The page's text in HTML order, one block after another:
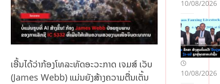
ເອີ້ນໄດ້ວ່າກ້ອງໂທລະທັດອະວະກາດ ເຈມສ໌ ເວັບ
(James Webb) ແມ່ນຍັງສ້າງຄວາມຕື່ນເຕັ້ນ
10/08/2026
10/08/2026